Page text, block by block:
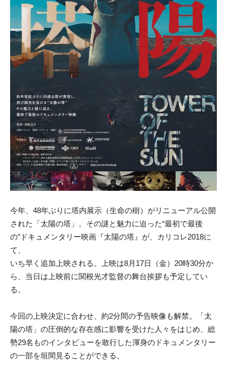
今年、48年ぶりに塔内展示（生命の樹）がリニューアル公開
された「太陽の塔」。その謎と魅力に迫った“最初で最後
の”ドキュメンタリー映画『太陽の塔』が、カリコレ2018に
て、
いち早く追加上映される。上映は8月17日（金）20時30分か
ら、当日は上映前に関根光才監督の舞台挨拶も予定してい
る。
今回の上映決定に合わせ、約2分間の予告映像も解禁。「太
陽の塔」の圧倒的な存在感に影響を受けた人々をはじめ、総
勢29名ものインタビューを敢行した渾身のドキュメンタリー
の一部を垣間見ることができる。